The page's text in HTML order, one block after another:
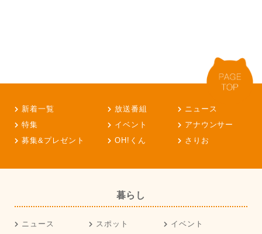
新着一覧 放送番組
ニュース
特集
イベント
アナウンサー
募集&プレゼント
OH!くん さりお
暮らし
ニュース スポット
イベント